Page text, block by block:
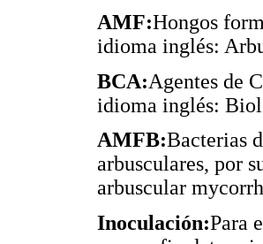
AMF:Hongos
idioma inglés:
BCA:Agentes de
idioma inglés:
AMFB:Bacterias
arbusculares, por
arbuscular
Inoculación:Para